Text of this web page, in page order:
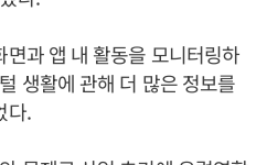
과 앱 내 활동을 모니터링하
생활에 관해 더 많은 정보를
다.